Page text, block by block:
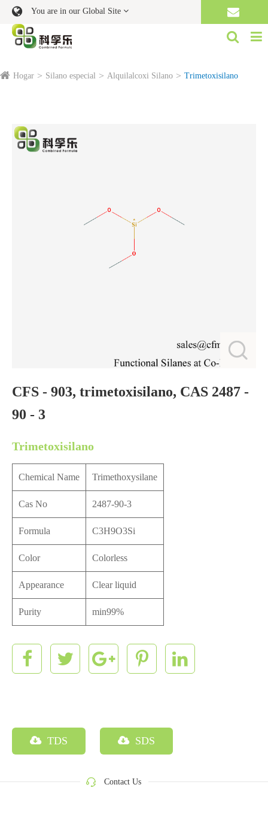
You are in our Global Site
Hogar Silano especial Alquilalcoxi Silano Trimetoxisilano
CFS - 903, trimetoxisilano, CAS 2487 -
90 - 3
Trimetoxisilano
Chemical Name Trimethoxysilane
Cas No 2487-90-3
Formula C3H9O3Si
Color Colorless
Appearance Clear liquid
Purity min99%
TDS SDS
Contact Us